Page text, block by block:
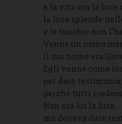
e la vita era la luce
la luce splende
e le tenebre non
Venne un uomo
il suo nome era
Egli venne come
per dare
perché tutti
Non era lui la luce,
ma doveva dare